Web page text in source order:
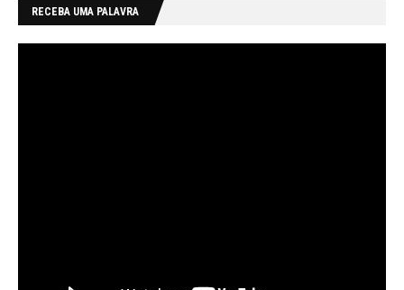
RECEBA UMA PALAVRA